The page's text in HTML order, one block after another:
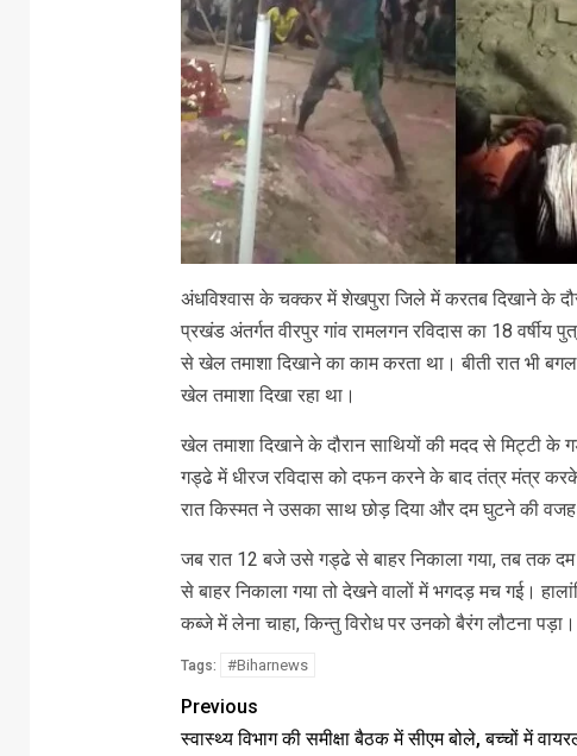
अंधविश्वास के चक्कर में शेखपुरा जिले में करतब दिखाने के
प्रखंड अंतर्गत वीरपुर गांव रामलगन रविदास का 18 वर्षीय
से खेल तमाशा दिखाने का काम करता था। बीती रात भी
खेल तमाशा दिखा रहा था।
खेल तमाशा दिखाने के दौरान साथियों की मदद से मिट्टी के
गड्ढे में धीरज रविदास को दफन करने के बाद तंत्र मंत्र
रात किस्मत ने उसका साथ छोड़ दिया और दम घुटने की
जब रात 12 बजे उसे गड्ढे से बाहर निकाला गया, तब तक
से बाहर निकाला गया तो देखने वालों में भगदड़ मच गई।
कब्जे में लेना चाहा, किन्तु विरोध पर उनको बैरंग लौटना पड़ा।
Tags: #Biharnews
Previous
स्वास्थ्य विभाग की समीक्षा बैठक में सीएम बोले, बच्चों में